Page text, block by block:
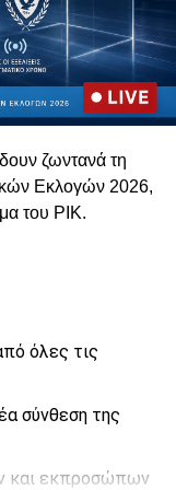
ζωντανά τη
Εκλογών 2026,
του ΡΙΚ.
όλες τις
σύνθεση της
και εκπροσώπων